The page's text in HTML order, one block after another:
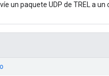
un paquete UDP de TREL a un